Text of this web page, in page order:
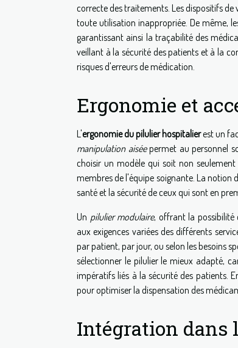
correcte des traitements. Les dispositifs
toute utilisation inappropriée. De même,
garantissant ainsi la traçabilité des
veillant à la sécurité des patients et à la
risques d'erreurs de médication.
Ergonomie et
L'ergonomie du pilulier hospitalierest un
manipulation aiséepermet au personnel
choisir un modèle qui soit non
membres de l'équipe soignante. La notion
santé et la sécurité de ceux qui sont en
Un pilulier modulaire, offrant la possibilité
aux exigences variées des différents
par patient, par jour, ou selon les besoins
sélectionner le pilulier le mieux adapté,
impératifs liés à la sécurité des patients.
pour optimiser la dispensation des
Intégration dans